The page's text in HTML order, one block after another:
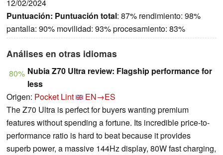
12/02/2024
Puntuación: Puntuación total: 87% rendimiento: 98%
pantalla: 90% movilidad: 93% procesamiento: 83%
Análises en otras idiomas
80% Nubia Z70 Ultra review: Flagship performance for
less
Origen: Pocket Lint
EN→ES
The Z70 Ultra is perfect for buyers wanting premium
features without spending a fortune. Its incredible price-to-
performance ratio is hard to beat because it provides
superb power, a massive 144Hz display, 80W fast charging,